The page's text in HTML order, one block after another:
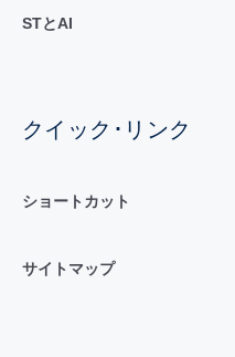
STとAI
クイック･リンク
ショートカット
サイトマップ